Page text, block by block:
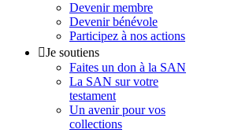
Devenir membre
Devenir bénévole
Participez à nos actions
Je soutiens
Faites un don à la SAN
La SAN sur votre
testament
Un avenir pour vos
collections